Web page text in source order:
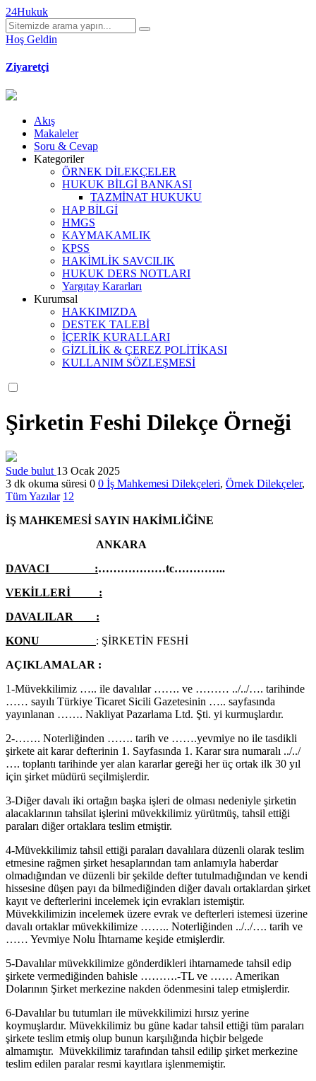
24Hukuk
Hoş Geldin
Ziyaretçi
Akış
Makaleler
Soru & Cevap
Kategoriler
ÖRNEK DİLEKÇELER
HUKUK BİLGİ BANKASI
TAZMİNAT HUKUKU
HAP BİLGİ
HMGS
KAYMAKAMLIK
KPSS
HAKİMLİK SAVCILIK
HUKUK DERS NOTLARI
Yargıtay Kararları
Kurumsal
HAKKIMIZDA
DESTEK TALEBİ
İÇERİK KURALLARI
GİZLİLİK & ÇEREZ POLİTİKASI
KULLANIM SÖZLEŞMESİ
Şirketin Feshi Dilekçe Örneği
Sude bulut 13 Ocak 2025
3 dk okuma süresi 0 0 İş Mahkemesi Dilekçeleri, Örnek Dilekçeler,
Tüm Yazılar 12
İŞ MAHKEMESİ SAYIN HAKİMLİĞİNE
ANKARA
DAVACI :………………tc…………..
VEKİLLERİ :
DAVALILAR :
KONU : ŞİRKETİN FESHİ
AÇIKLAMALAR :
1-Müvekkilimiz ….. ile davalılar ……. ve ……… ../../…. tarihinde
…… sayılı Türkiye Ticaret Sicili Gazetesinin ….. sayfasında
yayınlanan ……. Nakliyat Pazarlama Ltd. Şti. yi kurmuşlardır.
2-……. Noterliğinden ……. tarih ve …….yevmiye no ile tasdikli
şirkete ait karar defterinin 1. Sayfasında 1. Karar sıra numaralı ../../
…. toplantı tarihinde yer alan kararlar gereği her üç ortak ilk 30 yıl
için şirket müdürü seçilmişlerdir.
3-Diğer davalı iki ortağın başka işleri de olması nedeniyle şirketin
alacaklarının tahsilat işlerini müvekkilimiz yürütmüş, tahsil ettiği
paraları diğer ortaklara teslim etmiştir.
4-Müvekkilimiz tahsil ettiği paraları davalılara düzenli olarak teslim
etmesine rağmen şirket hesaplarından tam anlamıyla haberdar
olmadığından ve düzenli bir şekilde defter tutulmadığından ve kendi
hissesine düşen payı da bilmediğinden diğer davalı ortaklardan şirket
kayıt ve defterlerini incelemek için evrakları istemiştir.
Müvekkilimizin incelemek üzere evrak ve defterleri istemesi üzerine
davalı ortaklar müvekkilimize …….. Noterliğinden ../../…. tarih ve
…… Yevmiye Nolu İhtarname keşide etmişlerdir.
5-Davalılar müvekkilimize gönderdikleri ihtarnamede tahsil edip
şirkete vermediğinden bahisle ……….-TL ve …… Amerikan
Dolarının Şirket merkezine nakden ödenmesini talep etmişlerdir.
6-Davalılar bu tutumları ile müvekkilimizi hırsız yerine
koymuşlardır. Müvekkilimiz bu güne kadar tahsil ettiği tüm paraları
şirkete teslim etmiş olup bunun karşılığında hiçbir belgede
almamıştır. Müvekkilimiz tarafından tahsil edilip şirket merkezine
teslim edilen paralar resmi kayıtlara işlenmemiştir.